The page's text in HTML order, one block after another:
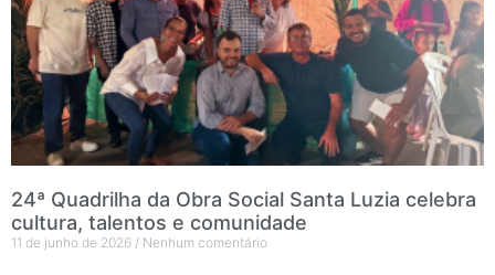
24ª Quadrilha da Obra Social Santa Luzia celebra
cultura, talentos e comunidade
11 de junho de 2026 Nenhum comentário